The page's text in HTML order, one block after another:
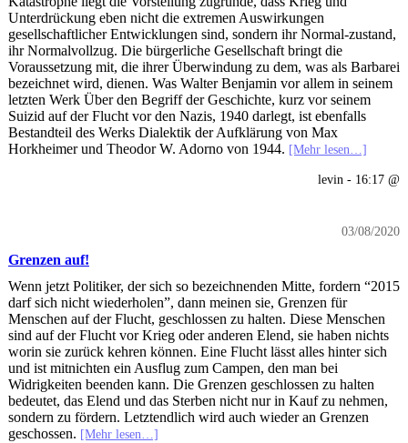
Unterdrückung eben nicht die extremen Auswirkungen
gesellschaftlicher Entwicklungen sind, sondern ihr Normal-zustand,
ihr Normalvollzug. Die bürgerliche Gesellschaft bringt die
Voraussetzung mit, die ihrer Überwindung zu dem, was als Barbarei
bezeichnet wird, dienen. Was Walter Benjamin vor allem in seinem
letzten Werk Über den Begriff der Geschichte, kurz vor seinem
Suizid auf der Flucht vor den Nazis, 1940 darlegt, ist ebenfalls
Bestandteil des Werks Dialektik der Aufklärung von Max
Horkheimer und Theodor W. Adorno von 1944. [Mehr lesen…]
levin - 16:17 @
03/08/2020
Grenzen auf!
Wenn jetzt Politiker, der sich so bezeichnenden Mitte, fordern “2015
darf sich nicht wiederholen”, dann meinen sie, Grenzen für
Menschen auf der Flucht, geschlossen zu halten. Diese Menschen
sind auf der Flucht vor Krieg oder anderen Elend, sie haben nichts
worin sie zurück kehren können. Eine Flucht lässt alles hinter sich
und ist mitnichten ein Ausflug zum Campen, den man bei
Widrigkeiten beenden kann. Die Grenzen geschlossen zu halten
bedeutet, das Elend und das Sterben nicht nur in Kauf zu nehmen,
sondern zu fördern. Letztendlich wird auch wieder an Grenzen
geschossen. [Mehr lesen…]